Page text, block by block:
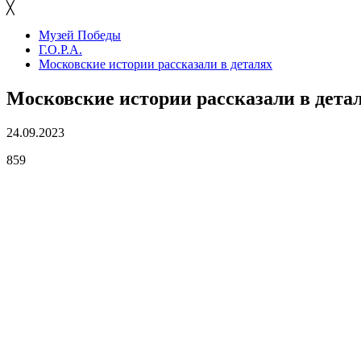
╳
Музей Победы
Г.О.Р.А.
Московские истории рассказали в деталях
Московские истории рассказали в
24.09.2023
859